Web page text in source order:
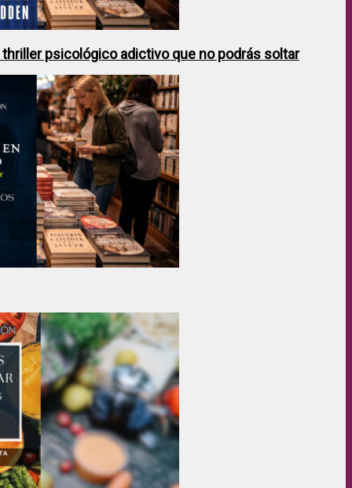
thriller psicológico adictivo que no podrás soltar